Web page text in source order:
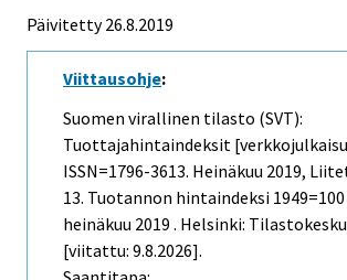
Päivitetty 26.8.2019
Viittausohje:
Suomen virallinen tilasto (SVT):
Tuottajahintaindeksit
ISSN=1796-3613. Heinäkuu 2019,
13. Tuotannon hintaindeksi 1949=100
heinäkuu 2019 . Helsinki:
[viitattu: 9.8.2026].